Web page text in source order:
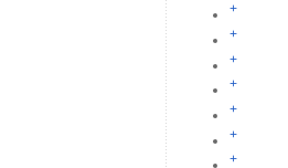
+
+
+
+
+
+
+